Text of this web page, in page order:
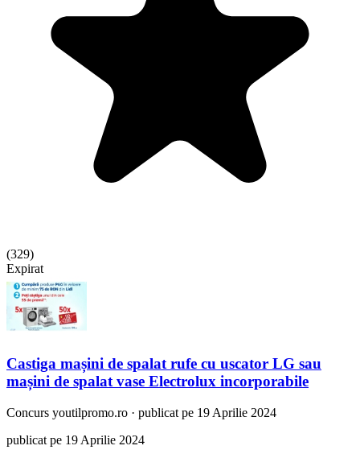
(329)
Expirat
Castiga mașini de spalat rufe cu uscator LG sau
mașini de spalat vase Electrolux incorporabile
Concurs youtilpromo.ro · publicat pe 19 Aprilie 2024
publicat pe 19 Aprilie 2024